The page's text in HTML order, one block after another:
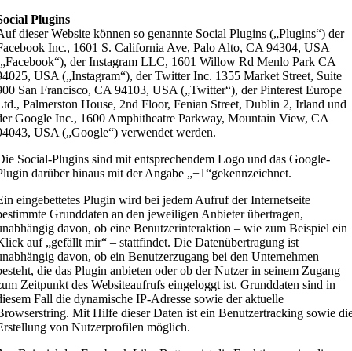
Plugins
dieser Website können so genannte Social Plugins („Plugins“) der
Inc., 1601 S. California Ave, Palo Alto, CA 94304, USA
der Instagram LLC, 1601 Willow Rd Menlo Park CA
USA („Instagram“), der Twitter Inc. 1355 Market Street, Suite
San Francisco, CA 94103, USA („Twitter“), der Pinterest Europe
Palmerston House, 2nd Floor, Fenian Street, Dublin 2, Irland und
Google Inc., 1600 Amphitheatre Parkway, Mountain View, CA
USA („Google“) verwendet werden.
Social-Plugins sind mit entsprechendem Logo und das Google-
darüber hinaus mit der Angabe „+1“gekennzeichnet.
eingebettetes Plugin wird bei jedem Aufruf der Internetseite
Grunddaten an den jeweiligen Anbieter übertragen,
davon, ob eine Benutzerinteraktion – wie zum Beispiel ein
auf „gefällt mir“ – stattfindet. Die Datenübertragung ist
davon, ob ein Benutzerzugang bei den Unternehmen
die das Plugin anbieten oder ob der Nutzer in seinem Zugang
Zeitpunkt des Websiteaufrufs eingeloggt ist. Grunddaten sind in
Fall die dynamische IP-Adresse sowie der aktuelle
Mit Hilfe dieser Daten ist ein Benutzertracking sowie
von Nutzerprofilen möglich.